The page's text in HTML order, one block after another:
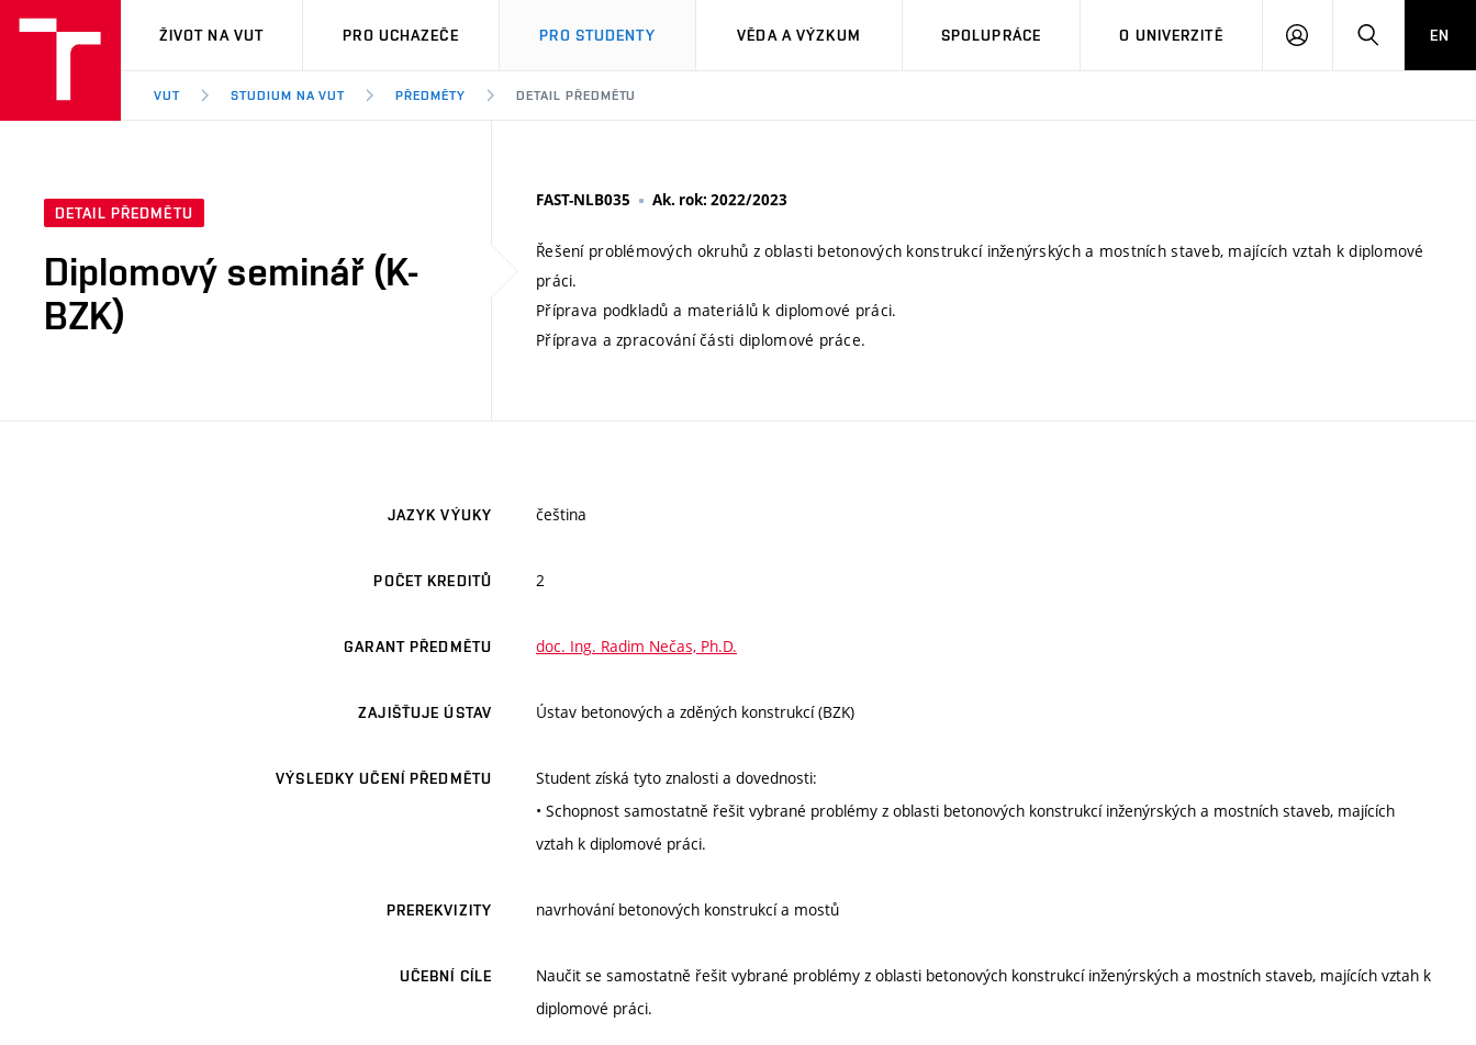
VUT
ŽIVOT NA VUT PRO UCHAZEČE PRO STUDENTY VĚDA A VÝZKUM SPOLUPRÁCE O UNIVERZITĚ
PŘIHLÁSIT HLEDATEN
VUT STUDIUM NA VUT PŘEDMĚTY DETAIL PŘEDMĚTU
DETAIL PŘEDMĚTU
Diplomový seminář (K-
BZK)
FAST-NLB035 Ak. rok: 2022/2023
Řešení problémových okruhů z oblasti betonových konstrukcí inženýrských a mostních staveb, majících vztah k diplomové
práci.
Příprava podkladů a materiálů k diplomové práci.
Příprava a zpracování části diplomové práce.
JAZYK VÝUKY čeština
POČET KREDITŮ 2
GARANT PŘEDMĚTU doc. Ing. Radim Nečas, Ph.D.
ZAJIŠŤUJE ÚSTAV Ústav betonových a zděných konstrukcí (BZK)
VÝSLEDKY UČENÍ PŘEDMĚTU
Student získá tyto znalosti a dovednosti:
• Schopnost samostatně řešit vybrané problémy z oblasti betonových konstrukcí inženýrských a mostních staveb, majících
vztah k diplomové práci.
PREREKVIZITY navrhování betonových konstrukcí a mostů
UČEBNÍ CÍLE
Naučit se samostatně řešit vybrané problémy z oblasti betonových konstrukcí inženýrských a mostních staveb, majících vztah k
diplomové práci.